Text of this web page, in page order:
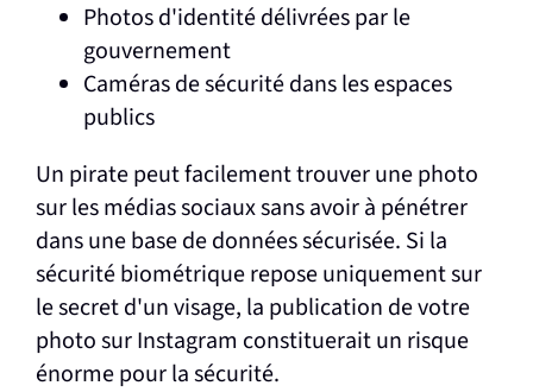
Photos d'identité délivrées par le
gouvernement
Caméras de sécurité dans les espaces
publics
Un pirate peut facilement trouver une photo
sur les médias sociaux sans avoir à pénétrer
dans une base de données sécurisée. Si la
sécurité biométrique repose uniquement sur
le secret d'un visage, la publication de votre
photo sur Instagram constituerait un risque
énorme pour la sécurité.